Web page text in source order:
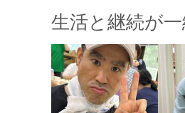
生活と継続が